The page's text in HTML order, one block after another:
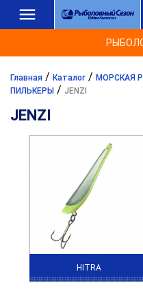
Главная / Каталог / МОРСКАЯ
ПИЛЬКЕРЫ / JENZI
JENZI
HITRA